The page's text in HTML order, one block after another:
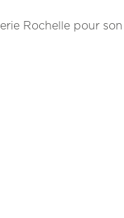
Rochelle pour son